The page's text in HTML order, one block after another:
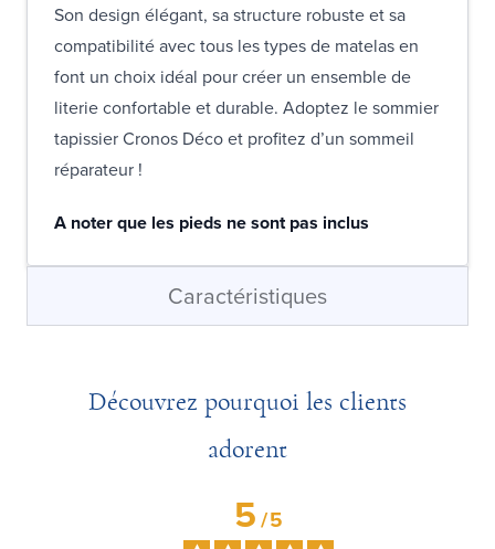
Son design élégant, sa structure robuste et sa
compatibilité avec tous les types de matelas en
font un choix idéal pour créer un ensemble de
literie confortable et durable. Adoptez le sommier
tapissier Cronos Déco et profitez d’un sommeil
réparateur !
A noter que les pieds ne sont pas inclus
Caractéristiques
Découvrez pourquoi les clients
adorent
5/5